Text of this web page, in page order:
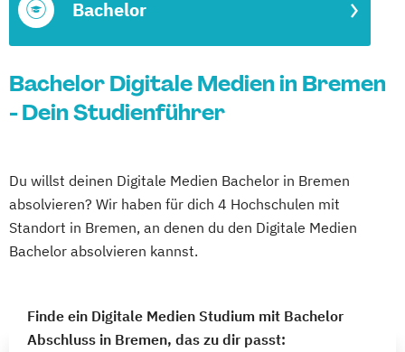
Bachelor
Bachelor Digitale Medien in Bremen
- Dein Studienführer
Du willst deinen Digitale Medien Bachelor in Bremen
absolvieren? Wir haben für dich 4 Hochschulen mit
Standort in Bremen, an denen du den Digitale Medien
Bachelor absolvieren kannst.
Finde ein Digitale Medien Studium mit Bachelor
Abschluss in Bremen, das zu dir passt: